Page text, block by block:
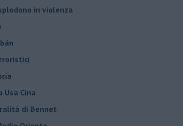
in violenza
Usa Cina
di Bennet